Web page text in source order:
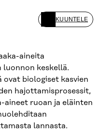
KUUNTELE
aineita
luonnon keskellä.
ovat biologiset kasvien
hajottamisprosessit,
aineet ruoan ja eläinten
lannasta.